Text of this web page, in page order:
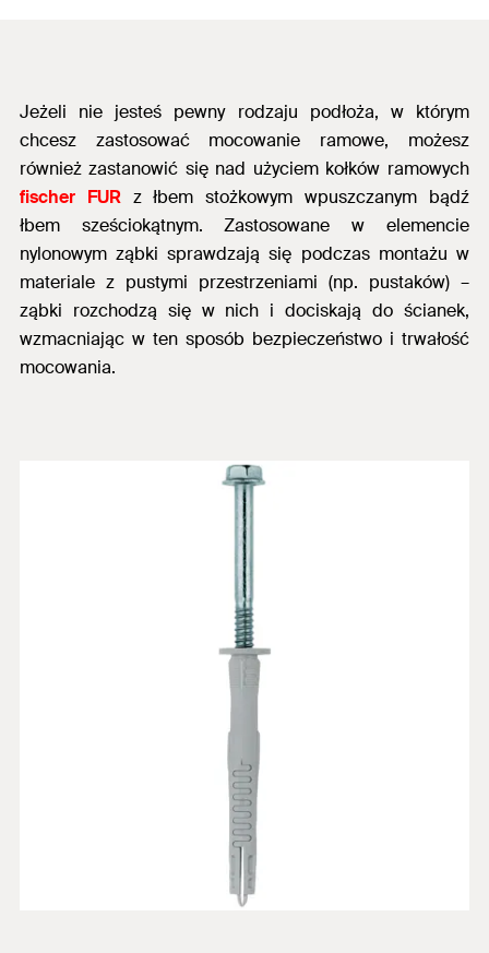
Jeżeli nie jesteś pewny rodzaju podłoża, w którym
chcesz zastosować mocowanie ramowe, możesz
również zastanowić się nad użyciem kołków ramowych
fischer FURz łbem stożkowym wpuszczanym bądź
łbem sześciokątnym. Zastosowane w elemencie
nylonowym ząbki sprawdzają się podczas montażu w
materiale z pustymi przestrzeniami (np. pustaków) –
ząbki rozchodzą się w nich i dociskają do ścianek,
wzmacniając w ten sposób bezpieczeństwo i trwałość
mocowania.